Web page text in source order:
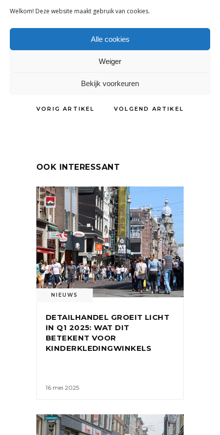
Welkom! Deze website maakt gebruik van cookies.
Alle cookies
Weiger
Bekijk voorkeuren
VORIG ARTIKEL VOLGEND ARTIKEL
OOK INTERESSANT
NIEUWS
DETAILHANDEL GROEIT LICHT
IN Q1 2025: WAT DIT
BETEKENT VOOR
KINDERKLEDINGWINKELS
16 mei 2025